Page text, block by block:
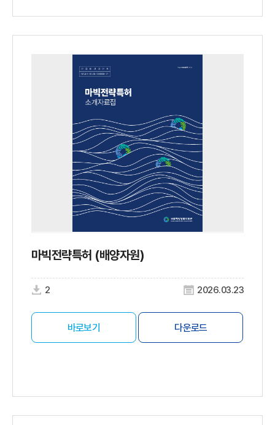
마빅전략특허 (배양자원)
2 2026.03.23
바로보기 다운로드